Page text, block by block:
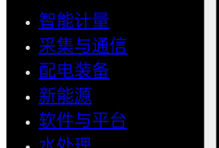
智能计量
采集与通信
配电装备
新能源
软件与平台